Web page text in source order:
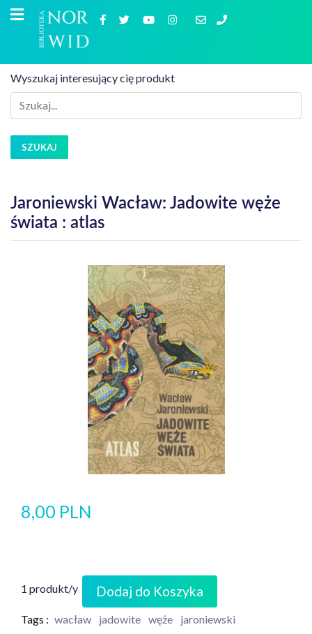
Wyszukaj interesujący cię produkt
SZUKAJ
Jaroniewski Wacław: Jadowite węże
świata : atlas
8,00 PLN
1 produkt/y Dodaj do Koszyka
Tags : wacław jadowite węże jaroniewski